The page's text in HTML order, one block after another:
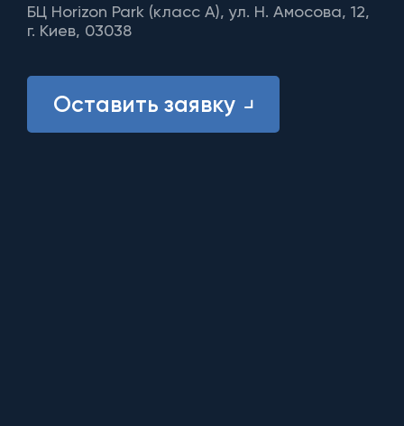
БЦ Horizon Park (класс A), ул. Н. Амосова, 12,
г. Киев, 03038
Оставить заявку